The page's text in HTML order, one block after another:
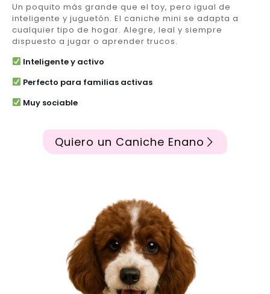
Un poquito más grande que el toy, pero igual de
inteligente y juguetón. El caniche mini se adapta a
cualquier tipo de hogar. Alegre, leal y siempre
dispuesto a jugar o aprender trucos.
Inteligente y activo
Perfecto para familias activas
Muy sociable
Quiero un Caniche Enano